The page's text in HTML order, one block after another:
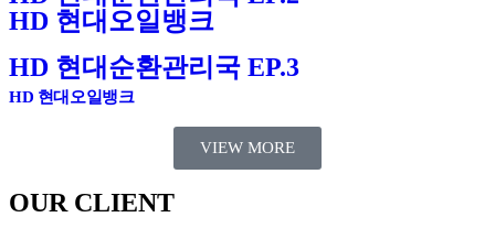
HD 현대오일뱅크
HD 현대순환관리국 EP.3
HD 현대오일뱅크
VIEW MORE
OUR CLIENT